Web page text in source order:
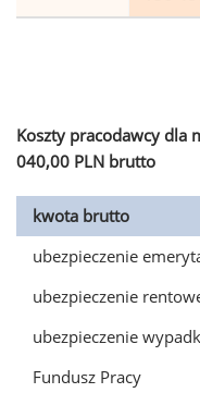
Koszty pracodawcy dla
040,00 PLN brutto
kwota brutto
ubezpieczenie
ubezpieczenie
ubezpieczenie
Fundusz Pracy